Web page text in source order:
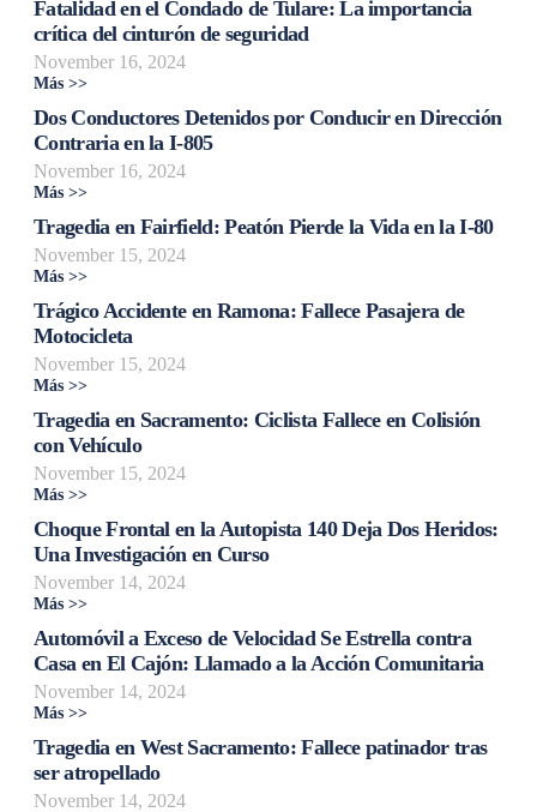
Fatalidad en el Condado de Tulare: La importancia
crítica del cinturón de seguridad
November 16, 2024
Más >>
Dos Conductores Detenidos por Conducir en Dirección
Contraria en la I-805
November 16, 2024
Más >>
Tragedia en Fairfield: Peatón Pierde la Vida en la I-80
November 15, 2024
Más >>
Trágico Accidente en Ramona: Fallece Pasajera de
Motocicleta
November 15, 2024
Más >>
Tragedia en Sacramento: Ciclista Fallece en Colisión
con Vehículo
November 15, 2024
Más >>
Choque Frontal en la Autopista 140 Deja Dos Heridos:
Una Investigación en Curso
November 14, 2024
Más >>
Automóvil a Exceso de Velocidad Se Estrella contra
Casa en El Cajón: Llamado a la Acción Comunitaria
November 14, 2024
Más >>
Tragedia en West Sacramento: Fallece patinador tras
ser atropellado
November 14, 2024